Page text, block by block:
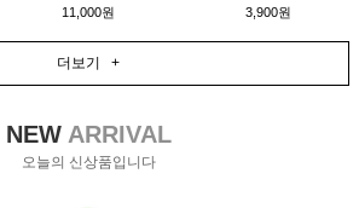
11,000원
3,900원
더보기 +
NEWARRIVAL
오늘의 신상품입니다